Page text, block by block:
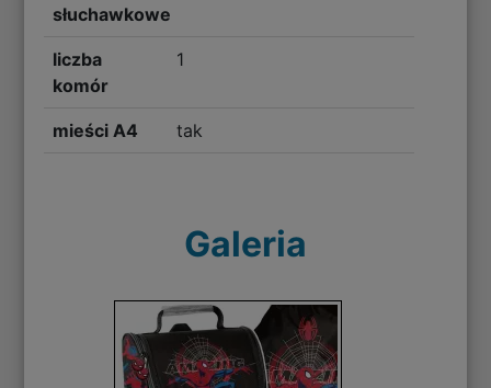
słuchawkowe
liczba
komór
1
mieści A4 tak
Galeria